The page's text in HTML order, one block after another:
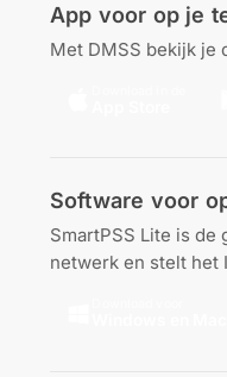
App voor op je
Met DMSS bekijk je
Software voor
SmartPSS Lite is
netwerk en stelt het